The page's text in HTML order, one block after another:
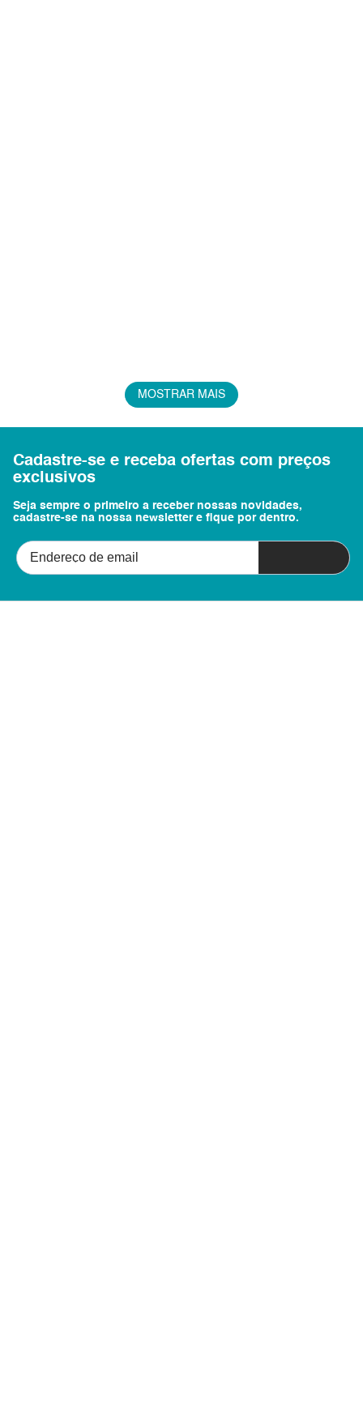
MOSTRAR MAIS
Cadastre-se e receba ofertas com preços
exclusivos
Seja sempre o primeiro a receber nossas novidades,
cadastre-se na nossa newsletter e fique por dentro.